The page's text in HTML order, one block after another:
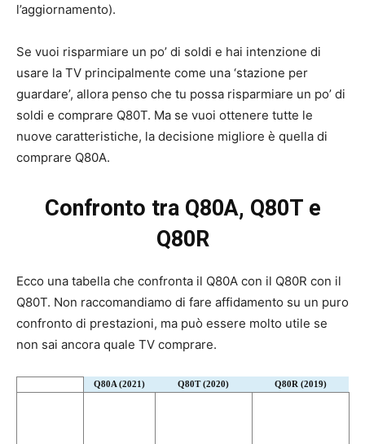
l’aggiornamento).
Se vuoi risparmiare un po’ di soldi e hai intenzione di
usare la TV principalmente come una ‘stazione per
guardare’, allora penso che tu possa risparmiare un po’ di
soldi e comprare Q80T. Ma se vuoi ottenere tutte le
nuove caratteristiche, la decisione migliore è quella di
comprare Q80A.
Confronto tra Q80A, Q80T e
Q80R
Ecco una tabella che confronta il Q80A con il Q80R con il
Q80T. Non raccomandiamo di fare affidamento su un puro
confronto di prestazioni, ma può essere molto utile se
non sai ancora quale TV comprare.
Q80A (2021) Q80T (2020) Q80R (2019)